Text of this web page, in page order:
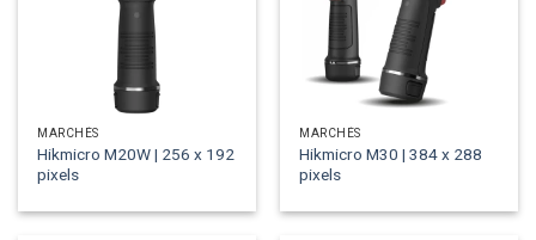
MARCHÉS
Hikmicro M20W | 256 x 192
pixels
MARCHÉS
Hikmicro M30 | 384 x 288
pixels